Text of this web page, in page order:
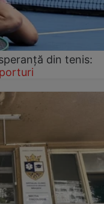
din tenis: